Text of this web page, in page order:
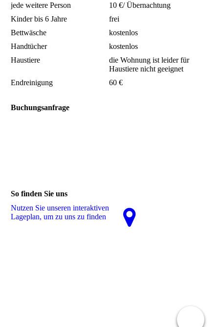
jede weitere Person
10 €/ Übernachtung
Kinder bis 6 Jahre
frei
Bettwäsche
kostenlos
Handtücher
kostenlos
Haustiere
die Wohnung ist leider für
Haustiere nicht geeignet
Endreinigung
60 €
Buchungsanfrage
So finden Sie uns
Nutzen Sie unseren interaktiven
La­ge­plan, um zu uns zu finden